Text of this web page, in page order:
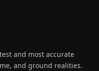
and most accurate
and ground realities.